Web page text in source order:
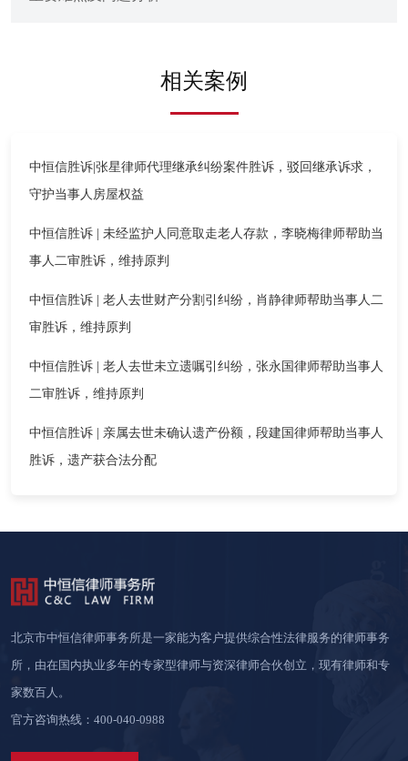
相关案例
中恒信胜诉|张星律师代理继承纠纷案件胜诉，驳回继承诉求，
守护当事人房屋权益
中恒信胜诉 | 未经监护人同意取走老人存款，李晓梅律师帮助当
事人二审胜诉，维持原判
中恒信胜诉 | 老人去世财产分割引纠纷，肖静律师帮助当事人二
审胜诉，维持原判
中恒信胜诉 | 老人去世未立遗嘱引纠纷，张永国律师帮助当事人
二审胜诉，维持原判
中恒信胜诉 | 亲属去世未确认遗产份额，段建国律师帮助当事人
胜诉，遗产获合法分配
北京市中恒信律师事务所是一家能为客户提供综合性法律服务的律师事务
所，由在国内执业多年的专家型律师与资深律师合伙创立，现有律师和专
家数百人。
官方咨询热线：400-040-0988